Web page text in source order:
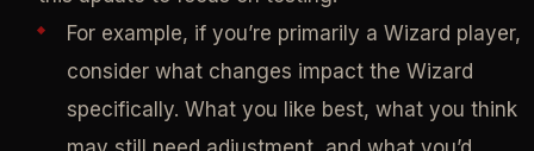
For example, if you’re primarily a Wizard player,
consider what changes impact the Wizard
specifically. What you like best, what you think